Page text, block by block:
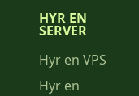
HYR EN
SERVER
Hyr en VPS
Hyr en